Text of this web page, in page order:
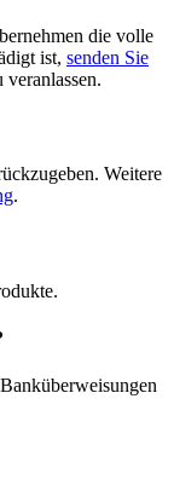
die volle
ist, senden Sie
Weitere
.